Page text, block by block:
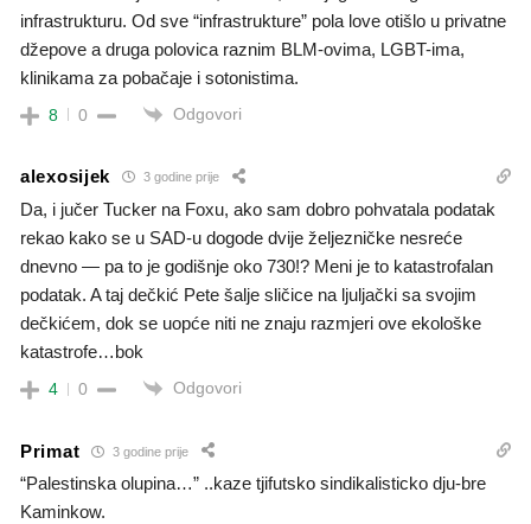
infrastrukturu. Od sve “infrastrukture” pola love otišlo u privatne
džepove a druga polovica raznim BLM-ovima, LGBT-ima,
klinikama za pobačaje i sotonistima.
8 0 Odgovori
alexosijek 3 godine prije
Da, i jučer Tucker na Foxu, ako sam dobro pohvatala podatak
rekao kako se u SAD-u dogode dvije željezničke nesreće
dnevno — pa to je godišnje oko 730!? Meni je to katastrofalan
podatak. A taj dečkić Pete šalje sličice na ljuljački sa svojim
dečkićem, dok se uopće niti ne znaju razmjeri ove ekološke
katastrofe…bok
4 0 Odgovori
Primat 3 godine prije
“Palestinska olupina…” ..kaze tjifutsko sindikalisticko dju-bre
Kaminkow.